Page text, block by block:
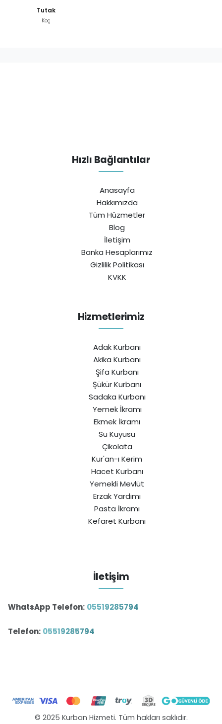
Tutak
Koç
Hızlı Bağlantılar
Anasayfa
Hakkımızda
Tüm Hüzmetler
Blog
İletişim
Banka Hesaplarımız
Gizlilik Politikası
KVKK
Hizmetlerimiz
Adak Kurbanı
Akika Kurbanı
Şifa Kurbanı
Şükür Kurbanı
Sadaka Kurbanı
Yemek İkramı
Ekmek İkramı
Su Kuyusu
Çikolata
Kur'an-ı Kerim
Hacet Kurbanı
Yemekli Mevlüt
Erzak Yardımı
Pasta İkramı
Kefaret Kurbanı
İletişim
WhatsApp Telefon: 05519285794
Telefon: 05519285794
© 2025 Kurban Hizmeti. Tüm hakları saklıdır.